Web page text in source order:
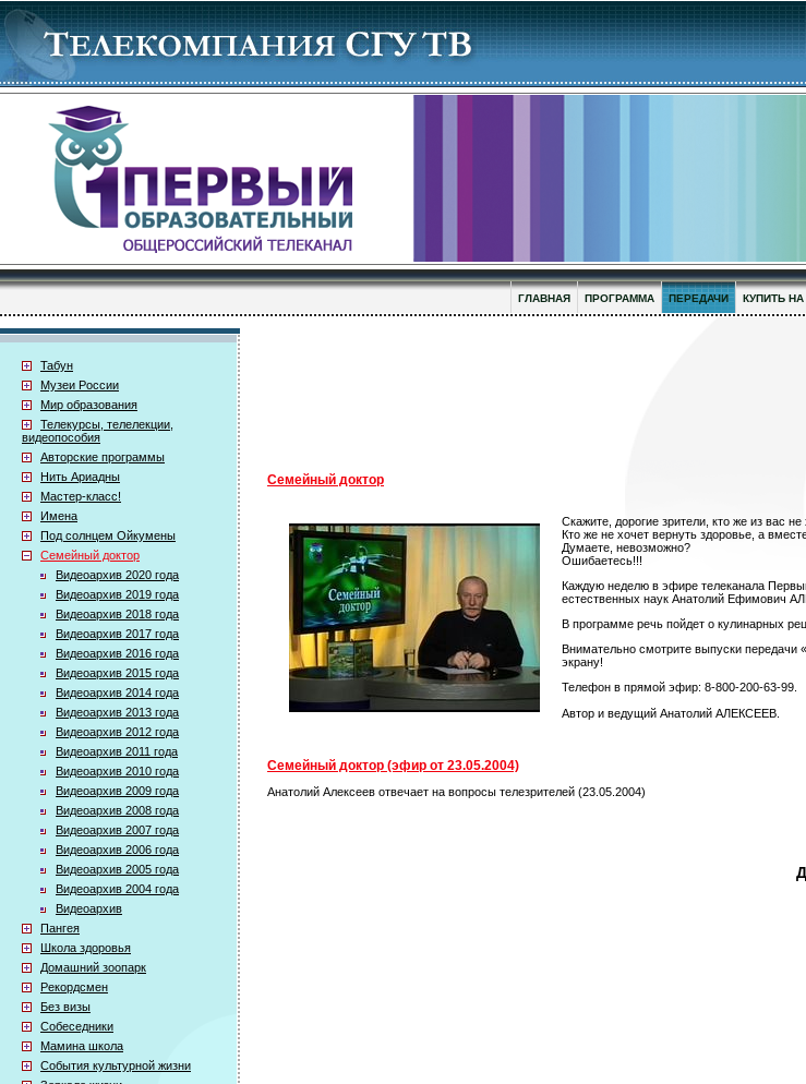
ГЛАВНАЯ ПРОГРАММА ПЕРЕДАЧИ КУПИТЬ НА
Табун
Музеи России
Мир образования
Телекурсы, телелекции,
видеопособия
Авторские программы
Нить Ариадны
Мастер-класс!
Имена
Под солнцем Ойкумены
Семейный доктор
Видеоархив 2020 года
Видеоархив 2019 года
Видеоархив 2018 года
Видеоархив 2017 года
Видеоархив 2016 года
Видеоархив 2015 года
Видеоархив 2014 года
Видеоархив 2013 года
Видеоархив 2012 года
Видеоархив 2011 года
Видеоархив 2010 года
Видеоархив 2009 года
Видеоархив 2008 года
Видеоархив 2007 года
Видеоархив 2006 года
Видеоархив 2005 года
Видеоархив 2004 года
Видеоархив
Пангея
Школа здоровья
Домашний зоопарк
Рекордсмен
Без визы
Собеседники
Мамина школа
События культурной жизни
Семейный доктор
Скажите, дорогие зрители, кто же из вас
Кто же не хочет вернуть здоровье, а
Думаете, невозможно?
Ошибаетесь!!!
Каждую неделю в эфире телеканала
естественных наук Анатолий Ефимович
В программе речь пойдет о кулинарных
Внимательно смотрите выпуски передачи
экрану!
Телефон в прямой эфир: 8-800-200-63-99.
Автор и ведущий Анатолий АЛЕКСЕЕВ.
Семейный доктор (эфир от 23.05.2004)
Анатолий Алексеев отвечает на вопросы телезрителей (23.05.2004)